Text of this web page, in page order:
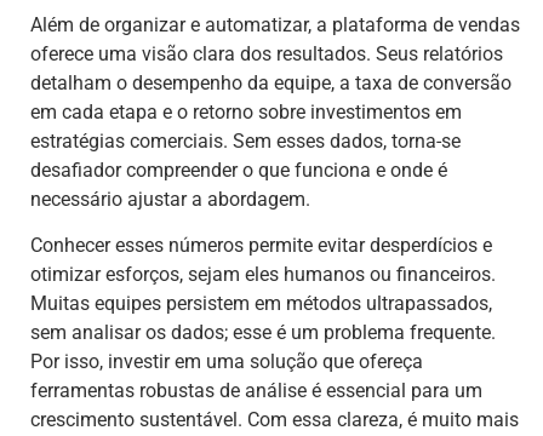
Além de organizar e automatizar, a plataforma de vendas
oferece uma visão clara dos resultados. Seus relatórios
detalham o desempenho da equipe, a taxa de conversão
em cada etapa e o retorno sobre investimentos em
estratégias comerciais. Sem esses dados, torna-se
desafiador compreender o que funciona e onde é
necessário ajustar a abordagem.
Conhecer esses números permite evitar desperdícios e
otimizar esforços, sejam eles humanos ou financeiros.
Muitas equipes persistem em métodos ultrapassados,
sem analisar os dados; esse é um problema frequente.
Por isso, investir em uma solução que ofereça
ferramentas robustas de análise é essencial para um
crescimento sustentável. Com essa clareza, é muito mais